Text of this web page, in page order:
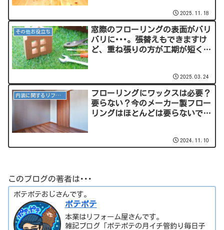
2025.11.18
その他お役立ち
窓際のフローリングの表面がバリ
バリに･･･。張替えもできますけ
ど、重ね張りの方が工期が短くて
2025.03.24
内装に関するリフォーム
フローリングにワックスは必要？
要らない？今のメーカー製フロー
リングはほとんどは要らないです
2024.11.10
このブログの著者は･･･
ポテポテおじさんです。
ポテポテ
本業はリフォーム屋さんです。
雑記ブログ「ポテポテの月イチ管釣り毎日子